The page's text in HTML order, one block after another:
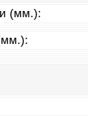
(мм.):